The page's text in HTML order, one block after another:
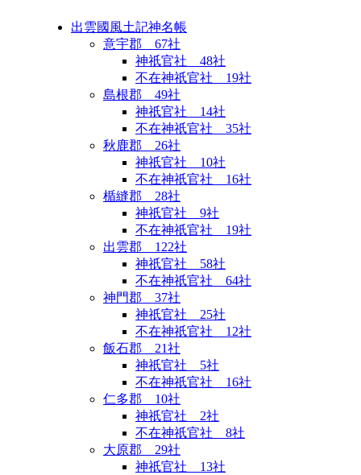
出雲國風土記神名帳
意宇郡 67社
神祇官社 48社
不在神祇官社 19社
島根郡 49社
神祇官社 14社
不在神祇官社 35社
秋鹿郡 26社
神祇官社 10社
不在神祇官社 16社
楯縫郡 28社
神祇官社 9社
不在神祇官社 19社
出雲郡 122社
神祇官社 58社
不在神祇官社 64社
神門郡 37社
神祇官社 25社
不在神祇官社 12社
飯石郡 21社
神祇官社 5社
不在神祇官社 16社
仁多郡 10社
神祇官社 2社
不在神祇官社 8社
大原郡 29社
神祇官社 13社